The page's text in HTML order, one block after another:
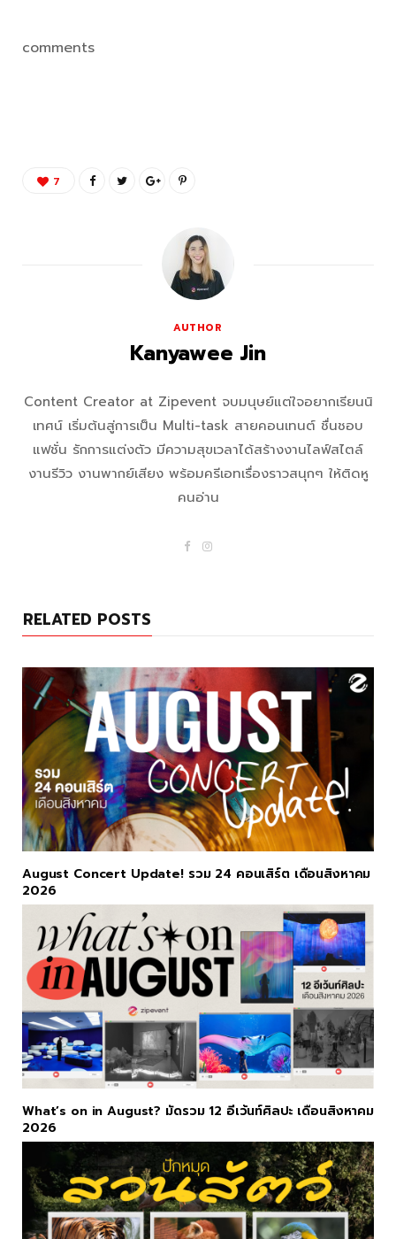
comments
7
AUTHOR
Kanyawee Jin
Content Creator at Zipevent จบมนุษย์แต่ใจอยากเรียนนิ
เทศน์ เริ่มต้นสู่การเป็น Multi-task สายคอนเทนต์ ชื่นชอบ
แฟชั่น รักการแต่งตัว มีความสุขเวลาได้สร้างงานไลฟ์สไตล์
งานรีวิว งานพากย์เสียง พร้อมครีเอทเรื่องราวสนุกๆ ให้ติดหู
คนอ่าน
F
I
m
RELATED POSTS
August Concert Update! รวม 24 คอนเสิร์ต เดือนสิงหาคม
2026
What’s on in August? มัดรวม 12 อีเว้นท์ศิลปะ เดือนสิงหาคม
2026